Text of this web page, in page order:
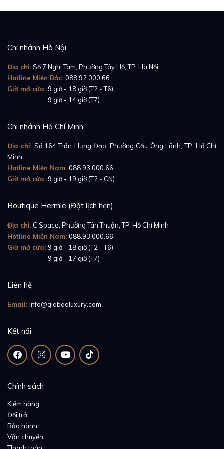
Chi nhánh Hà Nội
Địa chỉ: Số 7 Nghi Tàm, Phường Tây Hồ, TP. Hà Nội
Hotline Miền Bắc: 088.92.000.66
Giờ mở cửa: 9 giờ - 18 giờ (T2 - T6)
9 giờ - 14 giờ (T7)
Chi nhánh Hồ Chí Minh
Địa chỉ: Số 164 Trần Hưng Đạo, Phường Cầu Ông Lãnh, TP. Hồ Chí
Minh
Hotline Miền Nam: 088.93.000.66
Giờ mở cửa: 9 giờ - 19 giờ (T2 - CN)
Boutique Hermle (Đặt lịch hẹn)
Địa chỉ: C Space, Phường Tân Thuận, TP. Hồ Chí Minh
Hotline Miền Nam: 088.93.000.66
Giờ mở cửa: 9 giờ - 18 giờ (T2 - T6)
9 giờ - 17 giờ (T7)
Liên hệ
Email: info@giabaoluxury.com
Kết nối
Chính sách
Kiểm hàng
Đổi trả
Bảo hành
Vận chuyển